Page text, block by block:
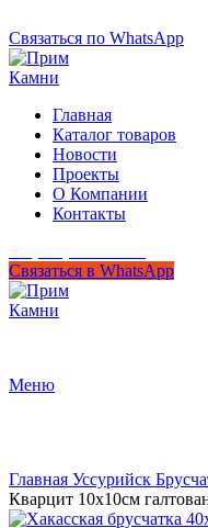
Связаться по WhatsApp
Главная
Каталог товаров
Новости
Проекты
О Компании
Контакты
Связаться в WhatsApp
Меню
Главная Уссурийск
Кварцит 10х10см